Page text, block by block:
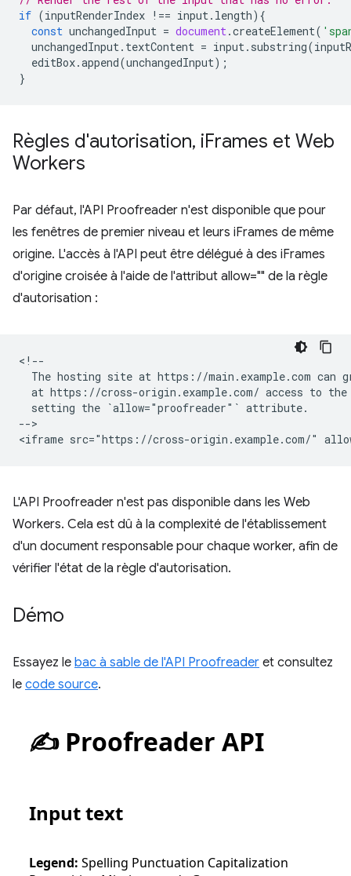
if (inputRenderIndex !== input. length){
const unchangedInput = document.createElement(
unchangedInput. textContent = input. substring(
editBox.append(unchangedInput);
}
Règles d'autorisation, iFrames et Web
Workers
Par défaut, l'API Proofreader n'est disponible que pour
les fenêtres de premier niveau et leurs iFrames de même
origine. L'accès à l'API peut être délégué à des iFrames
d'origine croisée à l'aide de l'attribut allow="" de la règle
d'autorisation :
<!--
The hosting site at https://main.example.com can
at https://cross-origin.example.com/ access to
  setting the `allow="proofreader"` attribute.
-->
L'API Proofreader n'est pas disponible dans les Web
Workers. Cela est dû à la complexité de l'établissement
d'un document responsable pour chaque worker, afin de
vérifier l'état de la règle d'autorisation.
Démo
Essayez le bac à sable de l'API Proofreader et consultez
le code source.